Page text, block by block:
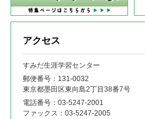
アクセス
すみだ生涯学習センター
郵便番号：131‐0032
東京都墨田区東向島2丁目38番7号
電話番号： 03-5247-2001
ファックス： 03-5247-2005